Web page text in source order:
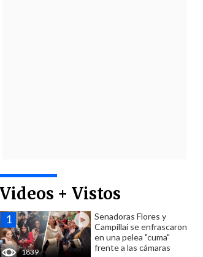
Videos + Vistos
1839
Senadoras Flores y
Campillai se enfrascaron
en una pelea "cuma"
frente a las cámaras